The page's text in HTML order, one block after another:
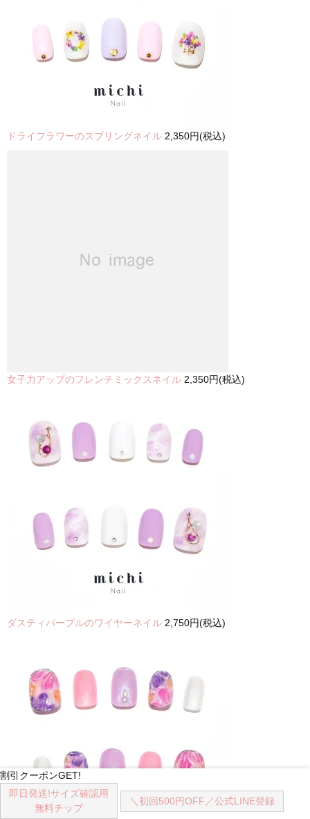
ドライフラワーのスプリングネイル 2,350円(税込)
女子力アップのフレンチミックスネイル 2,350円(税込)
ダスティパープルのワイヤーネイル 2,750円(税込)
割引クーポンGET!
即日発送!サイズ確認用
無料チップ
＼初回500円OFF／公式LINE登録